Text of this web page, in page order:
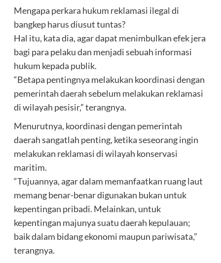
Mengapa perkara hukum reklamasi ilegal di
bangkep harus diusut tuntas?
Hal itu, kata dia, agar dapat menimbulkan efek jera
bagi para pelaku dan menjadi sebuah informasi
hukum kepada publik.
“Betapa pentingnya melakukan koordinasi dengan
pemerintah daerah sebelum melakukan reklamasi
di wilayah pesisir,” terangnya.
Menurutnya, koordinasi dengan pemerintah
daerah sangatlah penting, ketika seseorang ingin
melakukan reklamasi di wilayah konservasi
maritim.
“Tujuannya, agar dalam memanfaatkan ruang laut
memang benar-benar digunakan bukan untuk
kepentingan pribadi. Melainkan, untuk
kepentingan majunya suatu daerah kepulauan;
baik dalam bidang ekonomi maupun pariwisata,”
terangnya.